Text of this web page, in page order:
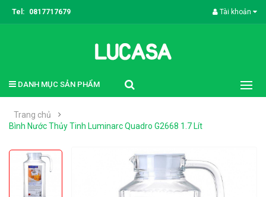
Tel: 0817717679 Tài khoản
DANH MỤC SẢN PHẨM
Trang chủ
Bình Nước Thủy Tinh Luminarc Quadro G2668 1.7 Lít